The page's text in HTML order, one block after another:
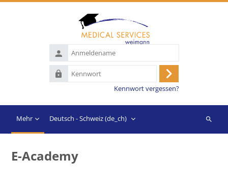
Anmeldename
Kennwort
Anmelden
Kennwort vergessen?
Mehr Deutsch - Schweiz ‎(de_ch)‎
Suchen
E-Academy